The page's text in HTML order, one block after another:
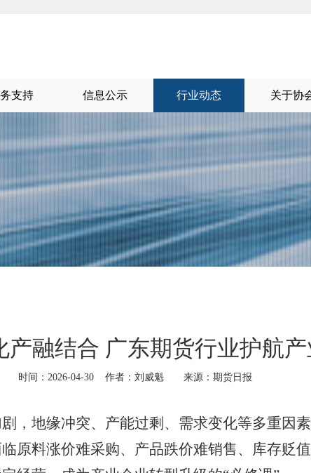
支持 信息公示 行业动态 关于协
产融结合 广东期货行业护航
时间：2026-04-30 作者：刘威魁 来源：期货日报
，地缘冲突、产能过剩、需求变化等多重因
原料涨价难采购、产品跌价难销售、库存贬